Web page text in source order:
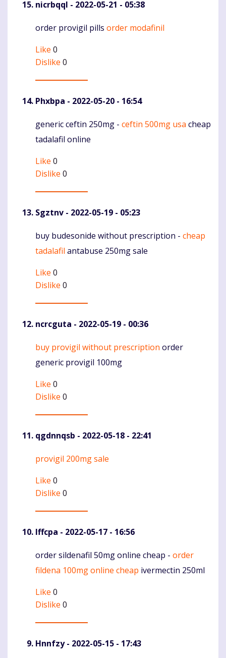
nicrbqql - 2022-05-21 - 05:38
Komentaras
order provigil pills order modafinil
Like 0
Dislike 0
Phxbpa - 2022-05-20 - 16:54
Komentaras
generic ceftin 250mg - ceftin 500mg usa cheap
tadalafil online
Like 0
Dislike 0
Sgztnv - 2022-05-19 - 05:23
Komentaras
buy budesonide without prescription - cheap
tadalafil antabuse 250mg sale
Like 0
Dislike 0
ncrcguta - 2022-05-19 - 00:36
Komentaras
buy provigil without prescription order
generic provigil 100mg
Like 0
Dislike 0
qgdnnqsb - 2022-05-18 - 22:41
Komentaras
provigil 200mg sale
Like 0
Dislike 0
Iffcpa - 2022-05-17 - 16:56
Komentaras
order sildenafil 50mg online cheap - order
fildena 100mg online cheap ivermectin 250ml
Like 0
Dislike 0
Hnnfzy- 2022-05-15 - 17:43